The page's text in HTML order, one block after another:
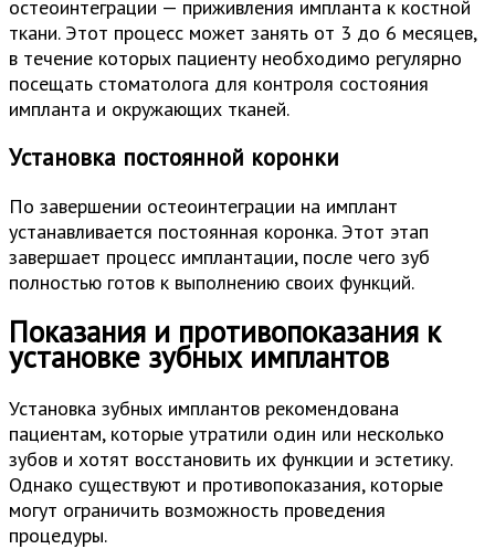
остеоинтеграции — приживления импланта к костной
ткани. Этот процесс может занять от 3 до 6 месяцев,
в течение которых пациенту необходимо регулярно
посещать стоматолога для контроля состояния
импланта и окружающих тканей.
Установка постоянной коронки
По завершении остеоинтеграции на имплант
устанавливается постоянная коронка. Этот этап
завершает процесс имплантации, после чего зуб
полностью готов к выполнению своих функций.
Показания и противопоказания к
установке зубных имплантов
Установка зубных имплантов рекомендована
пациентам, которые утратили один или несколько
зубов и хотят восстановить их функции и эстетику.
Однако существуют и противопоказания, которые
могут ограничить возможность проведения
процедуры.